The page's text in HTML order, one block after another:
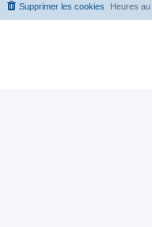
Heures
Supprimer les cookies